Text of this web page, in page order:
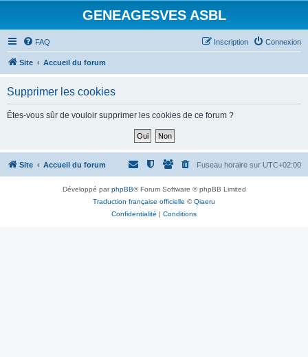
GENEAGESVES ASBL
FAQ Connexion
Inscription
Site Accueil du forum
Supprimer les cookies
Êtes-vous sûr de vouloir supprimer les cookies de ce forum ?
Site Accueil du forum Fuseau horaire sur UTC+02:00
Développé parphpBB® Forum Software © phpBB Limited
Traduction française officielle ©Qiaeru
Confidentialité | Conditions